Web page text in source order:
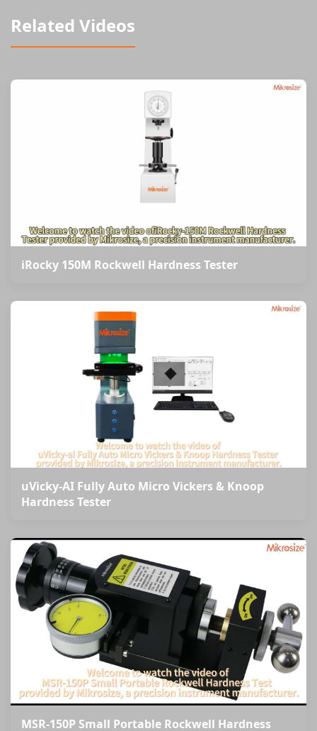
Related Videos
iRocky 150M Rockwell Hardness Tester
uVicky-AI Fully Auto Micro Vickers & Knoop
Hardness Tester
MSR-150P Small Portable Rockwell Hardness